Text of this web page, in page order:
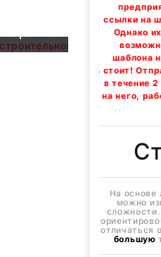
строительной компании
ссылки на
Однако
шаблона
стоит!
в течение
на него,
На основе
можно
отличаться
большую